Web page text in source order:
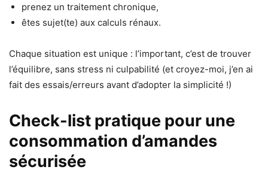
prenez un traitement chronique,
êtes sujet(te) aux calculs rénaux.
Chaque situation est unique : l’important, c’est de trouver
l’équilibre, sans stress ni culpabilité (et croyez-moi, j’en ai
fait des essais/erreurs avant d’adopter la simplicité !)
Check-list pratique pour une
consommation d’amandes
sécurisée